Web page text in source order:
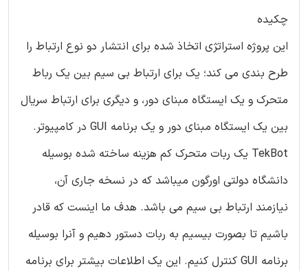
چکیده
این پروژه استراتژی اتخاذ شده برای انتشار دو نوع ارتباط را
طرح بندی می کند؛ یک برای ارتباط بی سیم بین یک رباط
متحرک و یک ایستگاه مبنای دور، و دیگری برای ارتباط سریال
بین یک ایستگاه مبنای دور و یک برنامه GUI در کامپیوتر.
TekBot یک ربات متحرک کم هزینه ساخته شده بوسیله
دانشگاه دولتی اورگون میباشد که در نسخه جاری آن،
نیازمند ارتباط بی سیم می باشد. هدف ما اینست که قادر
باشیم تا بصورت بیسیم به ربات دستور دهیم و آنرا بوسیله
برنامه GUI کنترل کنیم. این یک اطلاعات بیشتر برای برنامه